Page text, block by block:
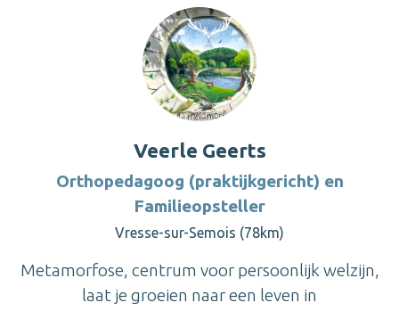
Veerle Geerts
Orthopedagoog (praktijkgericht) en
Familieopsteller
Vresse-sur-Semois (78km)
Metamorfose, centrum voor persoonlijk welzijn,
laat je groeien naar een leven in